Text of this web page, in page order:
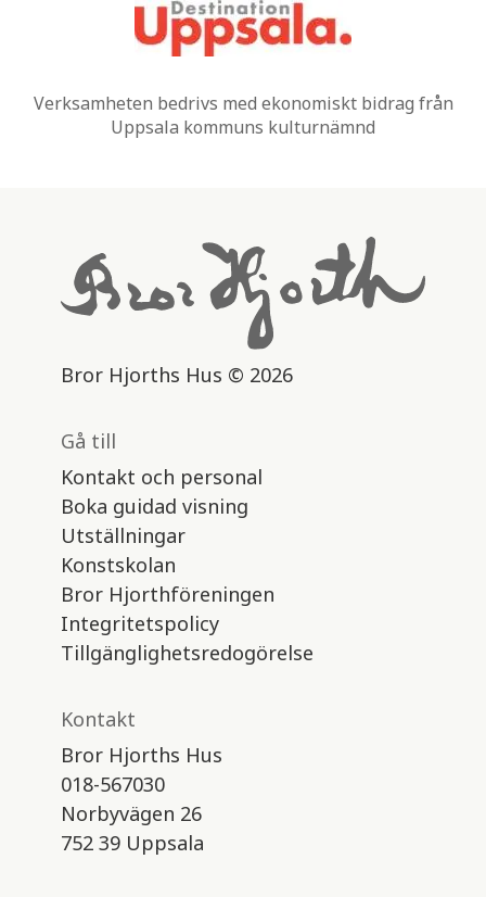
Verksamheten bedrivs med ekonomiskt bidrag från
Uppsala kommuns kulturnämnd
Bror Hjorths Hus © 2026
Gå till
Kontakt och personal
Boka guidad visning
Utställningar
Konstskolan
Bror Hjorthföreningen
Integritetspolicy
Tillgänglighetsredogörelse
Kontakt
Bror Hjorths Hus
018-567030
Norbyvägen 26
752 39 Uppsala